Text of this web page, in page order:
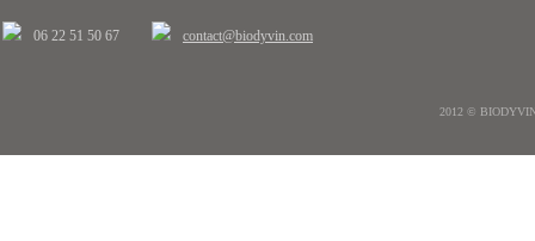
06 22 51 50 67 contact@biodyvin.com
2012 ©